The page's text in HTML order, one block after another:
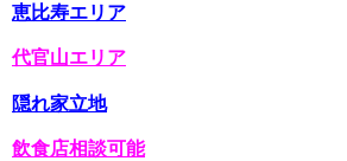
恵比寿エリア
代官山エリア
隠れ家立地
飲食店相談可能